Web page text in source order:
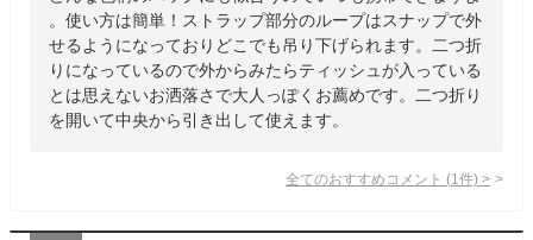
。使い方は簡単！ストラップ部分のループはスナップで外
せるようになっておりどこでも吊り下げられます。二つ折
りになっているので外からみたらティッシュが入っている
とは思えないお洒落さで大人っぽくお薦めです。二つ折り
を開いて中央から引き出して使えます。
全てのおすすめコメント (1 件) >